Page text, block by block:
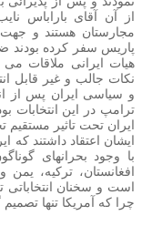
از آن آقای باراباس
مجارستان هستند و جهت
پاریس سفر کرده بودند
هیات ایرانی ملاقات می
نکات جالب و غیر قابل
و سیاسی ایران پس از
ترامپ در این انتخابات
ایران تحت تاثیر
ایشان اعتقاد داشتند
با وجود بحرانهای
افغانستان، ترکیه،
است و سخنان
چرا که آمریکا تنها تصمیم